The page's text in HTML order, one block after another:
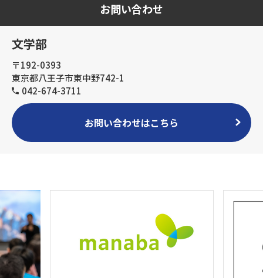
お問い合わせ
文学部
〒192-0393
東京都八王子市東中野742-1
042-674-3711
お問い合わせはこちら